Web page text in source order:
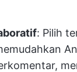
: Pilih